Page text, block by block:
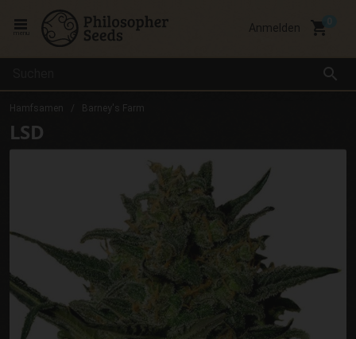
search
Anmelden local_grocery_store
Hamfsamen Barney's Farm
LSD